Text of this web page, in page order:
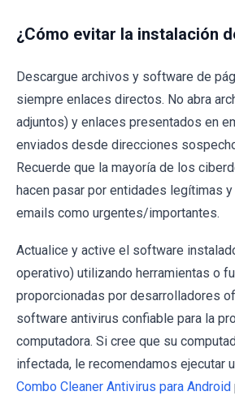
¿Cómo evitar la instalación
Descargue archivos y software de
siempre enlaces directos. No abra
adjuntos) y enlaces presentados en
enviados desde direcciones
Recuerde que la mayoría de los
hacen pasar por entidades legítimas
emails como urgentes/importantes.
Actualice y active el software
operativo) utilizando herramientas o
proporcionadas por desarrolladores
software antivirus confiable para la
computadora. Si cree que su
infectada, le recomendamos ejecutar
Combo Cleaner Antivirus para Android